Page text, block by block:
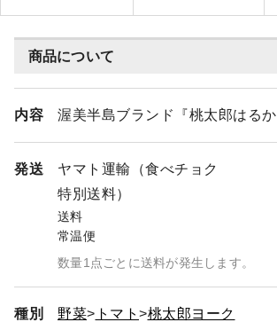
商品について
内容 渥美半島ブランド『桃太郎はる
発送
ヤマト運輸（食べチョク
特別送料）
送料
常温便
数量1点ごとに送料が発生します。
種別 野菜 トマト
桃太郎ヨーク